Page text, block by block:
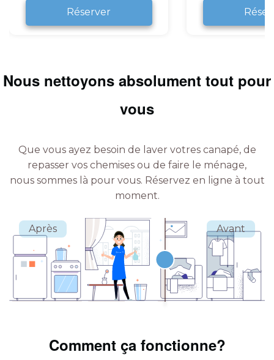
Réserver
Nous nettoyons absolument tout pour
vous
Que vous ayez besoin de laver votres canapé, de
repasser vos chemises ou de faire le ménage,
nous sommes là pour vous. Réservez en ligne à tout
moment.
Comment ça fonctionne?